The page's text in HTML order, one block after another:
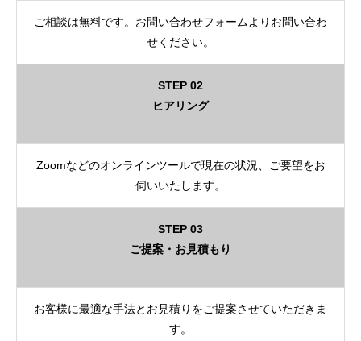
ご相談は無料です。お問い合わせフォームよりお問い合わ
せください。
STEP 02
ヒアリング
Zoomなどのオンラインツールで現在の状況、ご要望をお
伺いいたします。
STEP 03
ご提案・お見積もり
お客様に最適な手法とお見積りをご提案させていただきま
す。